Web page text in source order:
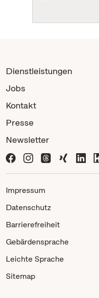
Dienstleistungen
Jobs
Kontakt
Presse
Newsletter
Impressum
Datenschutz
Barrierefreiheit
Gebärdensprache
Leichte Sprache
Sitemap